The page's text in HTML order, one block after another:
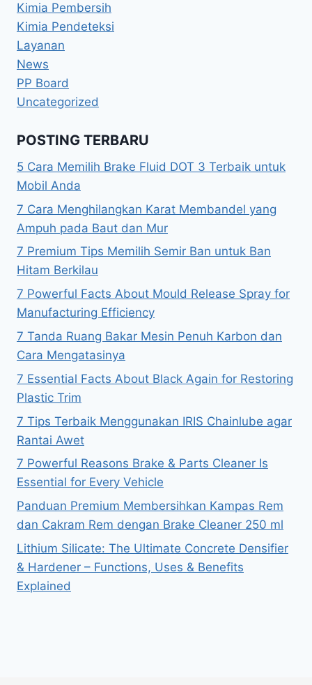
Kimia Pembersih
Kimia Pendeteksi
Layanan
News
PP Board
Uncategorized
POSTING TERBARU
5 Cara Memilih Brake Fluid DOT 3 Terbaik untuk
Mobil Anda
7 Cara Menghilangkan Karat Membandel yang
Ampuh pada Baut dan Mur
7 Premium Tips Memilih Semir Ban untuk Ban
Hitam Berkilau
7 Powerful Facts About Mould Release Spray for
Manufacturing Efficiency
7 Tanda Ruang Bakar Mesin Penuh Karbon dan
Cara Mengatasinya
7 Essential Facts About Black Again for Restoring
Plastic Trim
7 Tips Terbaik Menggunakan IRIS Chainlube agar
Rantai Awet
7 Powerful Reasons Brake & Parts Cleaner Is
Essential for Every Vehicle
Panduan Premium Membersihkan Kampas Rem
dan Cakram Rem dengan Brake Cleaner 250 ml
Lithium Silicate: The Ultimate Concrete Densifier
& Hardener – Functions, Uses & Benefits
Explained